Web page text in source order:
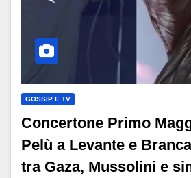
GOSSIP E TV
Concertone Primo
Pelù a Levante e
tra Gaza, Mussolini e